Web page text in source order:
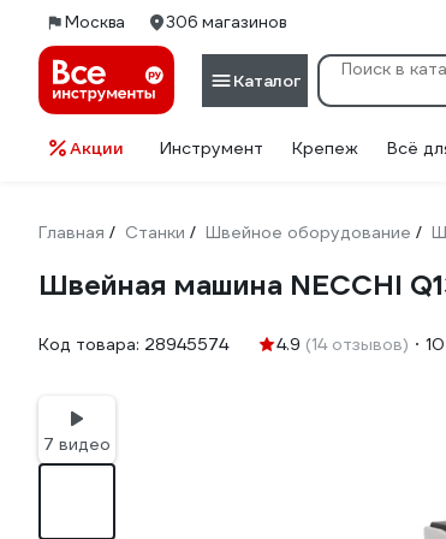
Москва 306 магазинов
Каталог
Акции Инструмент Крепеж Всё
Главная / Станки / Швейное оборудование /
Швейная машина NECCHI
Код товара: 28945574 4.9 (14 отзывов)
7 видео